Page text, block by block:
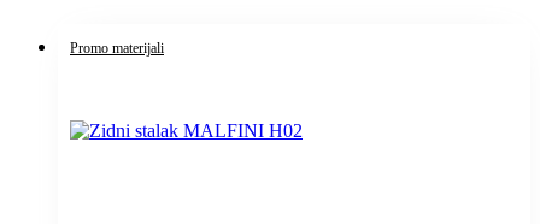
Promo materijali